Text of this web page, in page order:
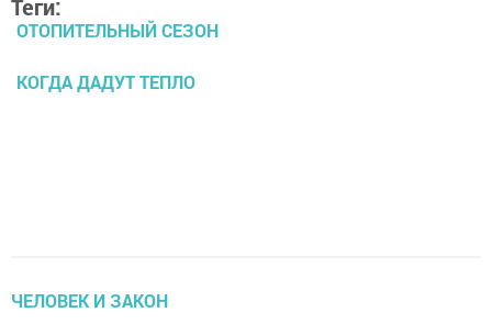
Теги:
ОТОПИТЕЛЬНЫЙ СЕЗОН
КОГДА ДАДУТ ТЕПЛО
ЧЕЛОВЕК И ЗАКОН